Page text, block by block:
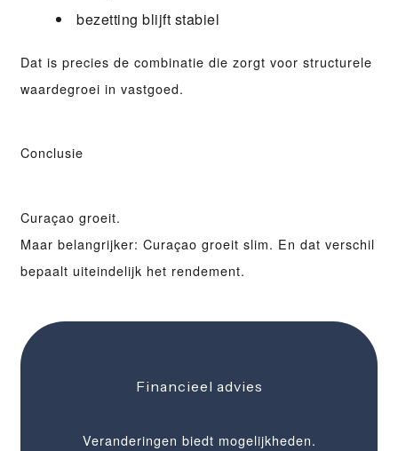
Financieel advies
Veranderingen biedt mogelijkheden.
bezetting blijft stabiel
Dat is precies de combinatie die zorgt voor structurele
waardegroei in vastgoed.
Conclusie
Curaçao groeit.
Maar belangrijker: Curaçao groeit slim. En dat verschil
bepaalt uiteindelijk het rendement.